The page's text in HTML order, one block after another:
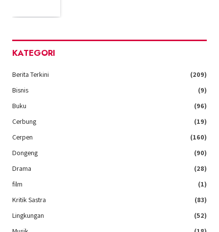
KATEGORI
Berita Terkini
(209)
Bisnis
(9)
Buku
(96)
Cerbung
(19)
Cerpen
(160)
Dongeng
(90)
Drama
(28)
film
(1)
Kritik Sastra
(83)
Lingkungan
(52)